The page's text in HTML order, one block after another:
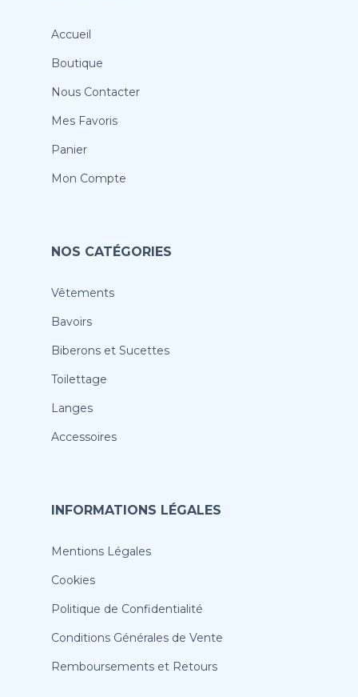
Accueil
Boutique
Nous Contacter
Mes Favoris
Panier
Mon Compte
NOS CATÉGORIES
Vêtements
Bavoirs
Biberons et Sucettes
Toilettage
Langes
Accessoires
INFORMATIONS LÉGALES
Mentions Légales
Cookies
Politique de Confidentialité
Conditions Générales de Vente
Remboursements et Retours